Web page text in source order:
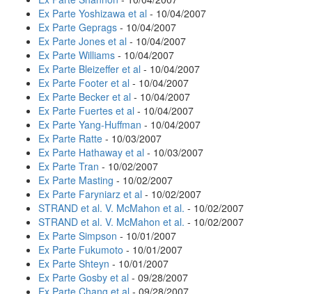
Ex Parte Yoshizawa et al - 10/04/2007
Ex Parte Geprags - 10/04/2007
Ex Parte Jones et al - 10/04/2007
Ex Parte Williams - 10/04/2007
Ex Parte Bleizeffer et al - 10/04/2007
Ex Parte Footer et al - 10/04/2007
Ex Parte Becker et al - 10/04/2007
Ex Parte Fuertes et al - 10/04/2007
Ex Parte Yang-Huffman - 10/04/2007
Ex Parte Ratte - 10/03/2007
Ex Parte Hathaway et al - 10/03/2007
Ex Parte Tran - 10/02/2007
Ex Parte Masting - 10/02/2007
Ex Parte Faryniarz et al - 10/02/2007
STRAND et al. V. McMahon et al. - 10/02/2007
STRAND et al. V. McMahon et al. - 10/02/2007
Ex Parte Simpson - 10/01/2007
Ex Parte Fukumoto - 10/01/2007
Ex Parte Shteyn - 10/01/2007
Ex Parte Gosby et al - 09/28/2007
Ex Parte Chang et al - 09/28/2007